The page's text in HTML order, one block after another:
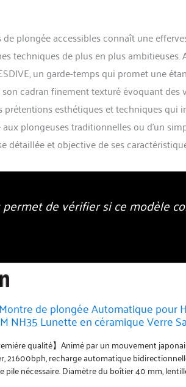
plongée accessibles connaît une
techniques de plus en plus ambitieuses.
un garde-temps qui promet une
cadran finement texturé évoquant des
esthétiques et techniques
plongeuses traditionnelles ou d’un
détaillée et objective de ses
de vérifier si ce modèle
de plongée Automatique pour
NH35 Lunette en céramique Verre
3D Wave, 2069 Bleu Acier
qualité】Animé par un mouvement
21600bph, recharge automatique
pile nécessaire. Diamètre du boîtier 40 mm,